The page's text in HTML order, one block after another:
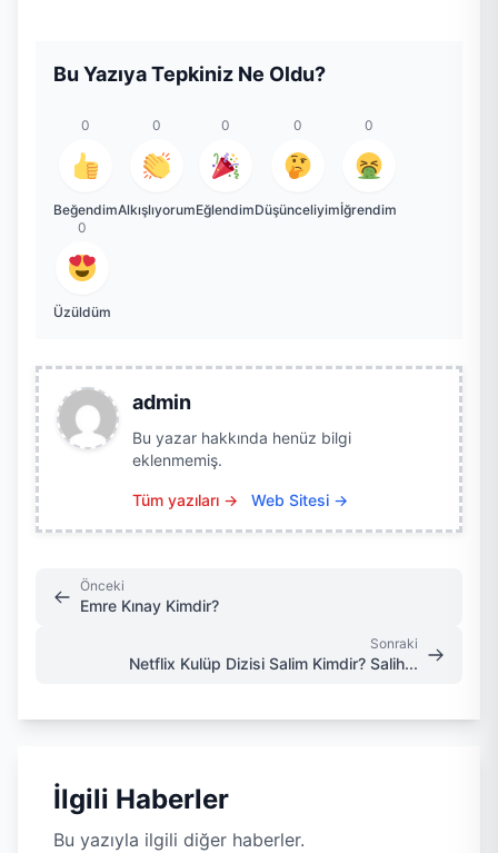
Bu Yazıya Tepkiniz Ne Oldu?
0
Beğendim
0
Alkışlıyorum
0
Eğlendim
0
Düşünceliyim
0
İğrendim
0
Üzüldüm
admin
Bu yazar hakkında henüz bilgi
eklenmemiş.
Tüm yazıları → Web Sitesi →
Önceki
Emre Kınay Kimdir?
Sonraki
Netflix Kulüp Dizisi Salim Kimdir? Salih...
İlgili Haberler
Bu yazıyla ilgili diğer haberler.